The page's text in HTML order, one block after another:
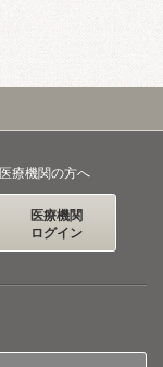
医療機関の方へ
医療機関
ログイン